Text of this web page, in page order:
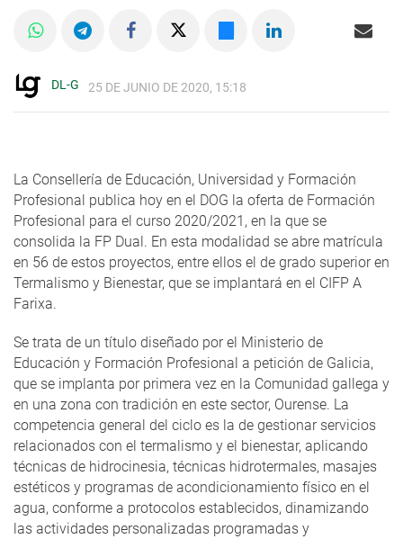
DL-G 25 DE JUNIO DE 2020, 15:18
La Consellería de Educación, Universidad y Formación
Profesional publica hoy en el DOG la oferta de Formación
Profesional para el curso 2020/2021, en la que se
consolida la FP Dual. En esta modalidad se abre matrícula
en 56 de estos proyectos, entre ellos el de grado superior en
Termalismo y Bienestar, que se implantará en el CIFP A
Farixa.
Se trata de un título diseñado por el Ministerio de
Educación y Formación Profesional a petición de Galicia,
que se implanta por primera vez en la Comunidad gallega y
en una zona con tradición en este sector, Ourense. La
competencia general del ciclo es la de gestionar servicios
relacionados con el termalismo y el bienestar, aplicando
técnicas de hidrocinesia, técnicas hidrotermales, masajes
estéticos y programas de acondicionamiento físico en el
agua, conforme a protocolos establecidos, dinamizando
las actividades personalizadas programadas y